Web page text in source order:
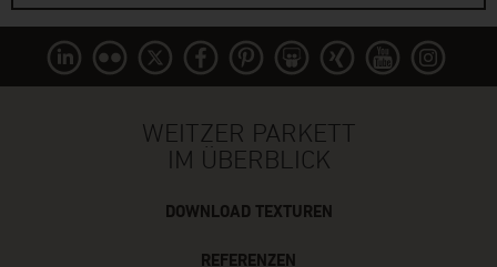
WEITZER PARKETT
IM ÜBERBLICK
DOWNLOAD TEXTUREN
REFERENZEN